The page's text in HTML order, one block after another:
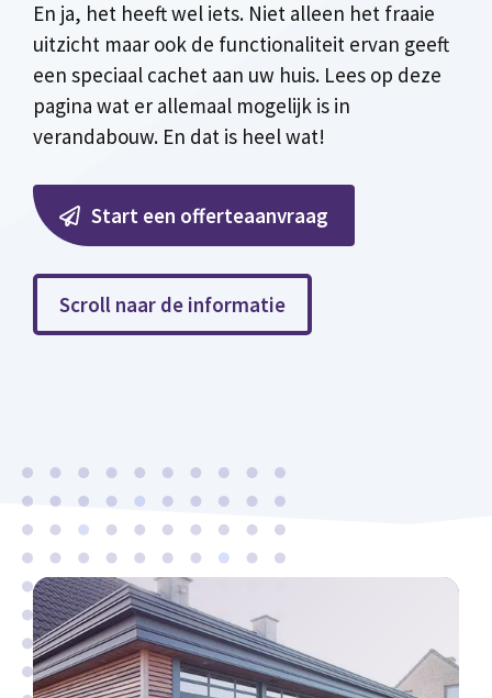
En ja, het heeft wel iets. Niet alleen het fraaie
uitzicht maar ook de functionaliteit ervan geeft
een speciaal cachet aan uw huis. Lees op deze
pagina wat er allemaal mogelijk is in
verandabouw. En dat is heel wat!
Start een offerteaanvraag
Scroll naar de informatie